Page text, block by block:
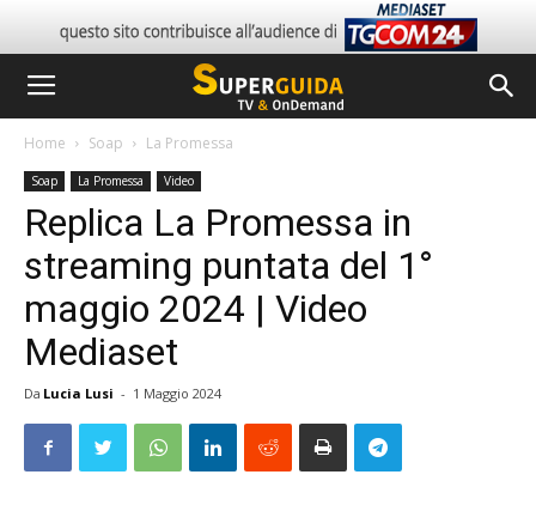
Home Soap La Promessa
Soap La Promessa Video
Replica La Promessa in
streaming puntata del 1°
maggio 2024 | Video
Mediaset
Da Lucia Lusi - 1 Maggio 2024